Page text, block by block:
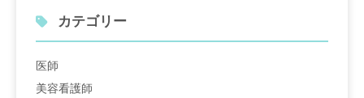
カテゴリー
医師
美容看護師